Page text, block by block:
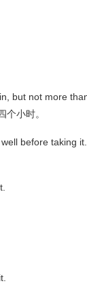
but not more
小时。
before taking it.